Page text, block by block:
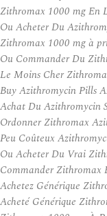
Zithromax 1000 mg En
Ou Acheter Du
Zithromax 1000 mg à
Ou Commander Du
Le Moins Cher
Buy Azithromycin Pills
Achat Du Azithromycin
Ordonner Zithromax
Peu Coûteux
Ou Acheter Du Vrai
Commander Zithromax
Achetez Générique
Acheté Générique